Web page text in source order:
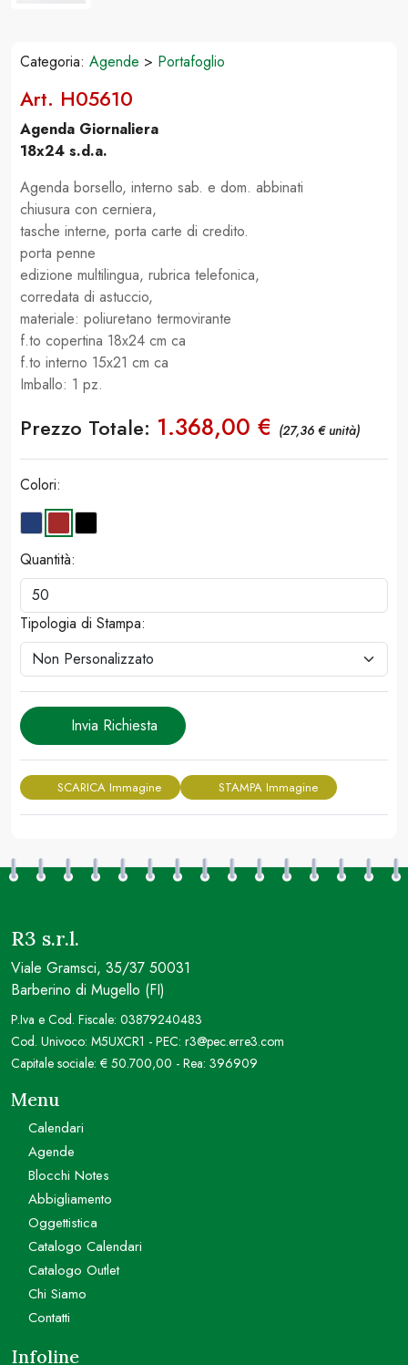
Categoria: Agende > Portafoglio
Art. H05610
Agenda Giornaliera
18x24 s.d.a.
Agenda borsello, interno sab. e dom. abbinati
chiusura con cerniera,
tasche interne, porta carte di credito.
porta penne
edizione multilingua, rubrica telefonica,
corredata di astuccio,
materiale: poliuretano termovirante
f.to copertina 18x24 cm ca
f.to interno 15x21 cm ca
Imballo: 1 pz.
Prezzo Totale: 1.368,00 € (27,36 € unità)
Colori:
Quantità:
Tipologia di Stampa:
Invia Richiesta
SCARICA Immagine STAMPA Immagine
R3 s.r.l.
Viale Gramsci, 35/37 50031
Barberino di Mugello (FI)
P.Iva e Cod. Fiscale: 03879240483
Cod. Univoco: M5UXCR1 - PEC: r3@pec.erre3.com
Capitale sociale: € 50.700,00 - Rea: 396909
Menu
Calendari
Agende
Blocchi Notes
Abbigliamento
Oggettistica
Catalogo Calendari
Catalogo Outlet
Chi Siamo
Contatti
Infoline